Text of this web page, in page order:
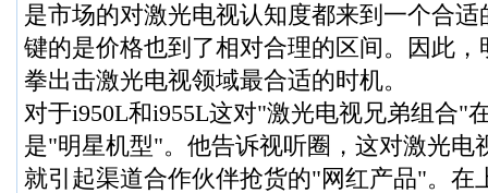
是市场的对激光电视认知度都来到一个合
键的是价格也到了相对合理的区间。因此
拳出击激光电视领域最合适的时机。
对于i950L和i955L这对"激光电视兄弟组合"
是"明星机型"。他告诉视听圈，这对激光电
就引起渠道合作伙伴抢货的"网红产品"。在